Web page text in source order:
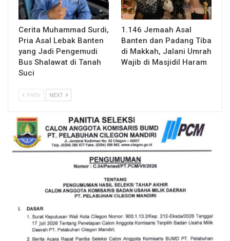
Cerita Muhammad Surdi,
Pria Asal Lebak Banten
yang Jadi Pengemudi
Bus Shalawat di Tanah
Suci
1.146 Jemaah Asal
Banten dan Padang Tiba
di Makkah, Jalani Umrah
Wajib di Masjidil Haram
PREV NEXT